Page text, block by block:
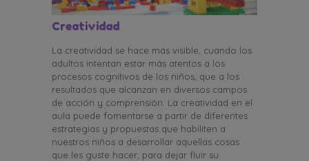
Creatividad
La creatividad se hace más visible, cuando los
adultos intentan estar más atentos a los
procesos cognitivos de los niños, que a los
resultados que alcanzan en diversos campos
de acción y comprensión. La creatividad en el
aula puede fomentarse a partir de diferentes
estrategias y propuestas que habiliten a
nuestros niños a desarrollar aquellas cosas
que les guste hacer, para dejar fluir su